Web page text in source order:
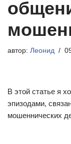
автор: Леонид
В этой статье я
эпизодами,
мошеннических